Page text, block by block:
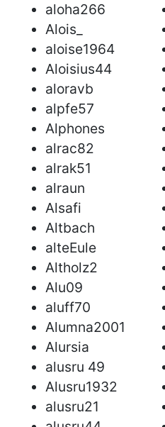
aloha266
Alois_
aloise1964
Aloisius44
aloravb
alpfe57
Alphones
alrac82
alrak51
alraun
Alsafi
Altbach
alteEule
Altholz2
Alu09
aluff70
Alumna2001
Alursia
alusru 49
Alusru1932
alusru21